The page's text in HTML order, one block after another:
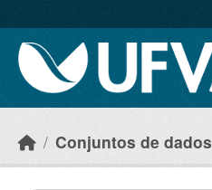
Conjuntos de dados